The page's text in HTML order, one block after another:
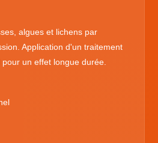
algues et lichens par
Application d'un traitement
un effet longue durée.